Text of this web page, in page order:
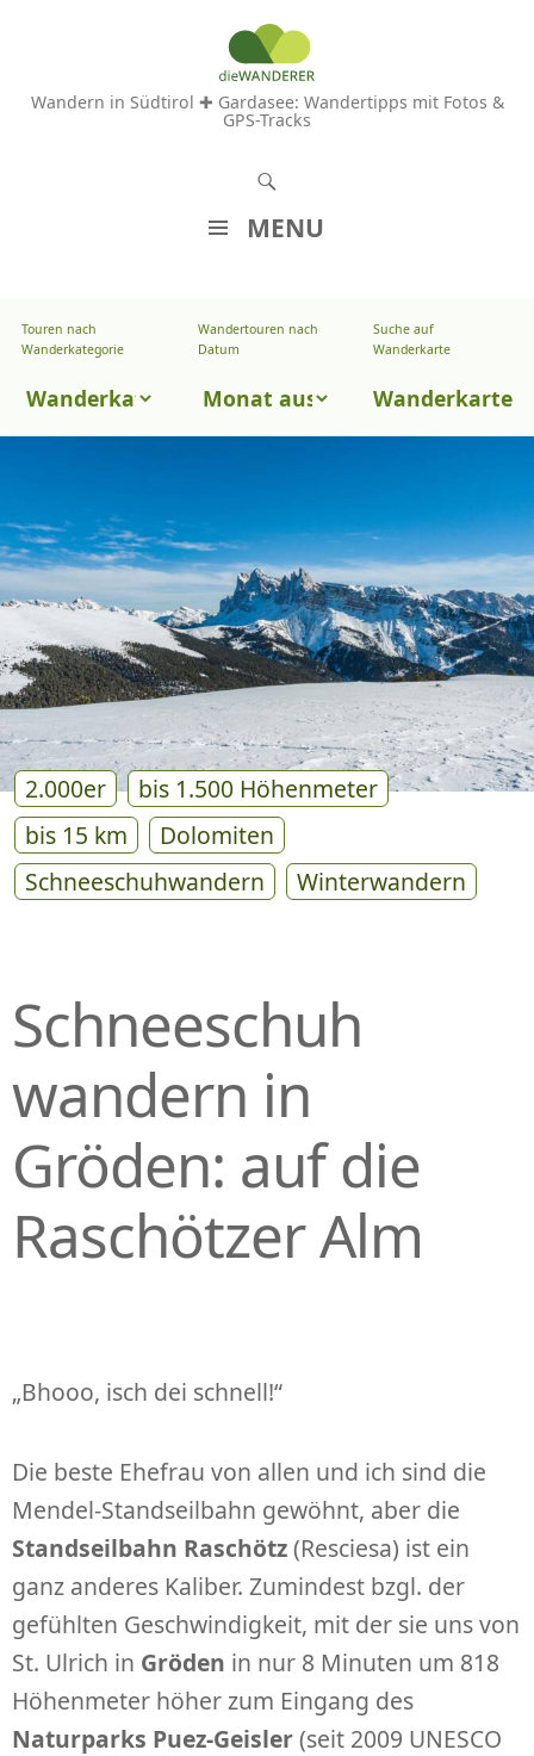
Wandern in Südtirol ✚ Gardasee: Wandertipps mit Fotos &
GPS-Tracks
MENU
M
A
P
R
I
N
G
E
Touren nach
Wanderkategorie
Touren
Wandertouren nach
Datum
Wandertouren
Datum
Suche auf
Wanderkarte
Wanderkarte
2.000er
bis 1.500 Höhenmeter
bis 15 km
Dolomiten
Schneeschuhwandern
Winterwandern
Schneeschuh
wandern in
Gröden: auf die
Raschötzer Alm
„Bhooo, isch dei schnell!“
Die beste Ehefrau von allen und ich sind die
Mendel-Standseilbahn gewöhnt, aber die
Standseilbahn Raschötz(Resciesa) ist ein
ganz anderes Kaliber. Zumindest bzgl. der
gefühlten Geschwindigkeit, mit der sie uns von
St. Ulrich in Gröden in nur 8 Minuten um 818
Höhenmeter höher zum Eingang des
Naturparks Puez-Geisler(seit 2009 UNESCO